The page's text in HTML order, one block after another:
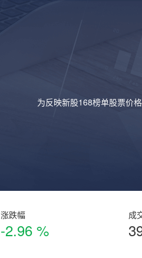
为反映新股168榜单股票价
涨跌幅
-2.96 %
成